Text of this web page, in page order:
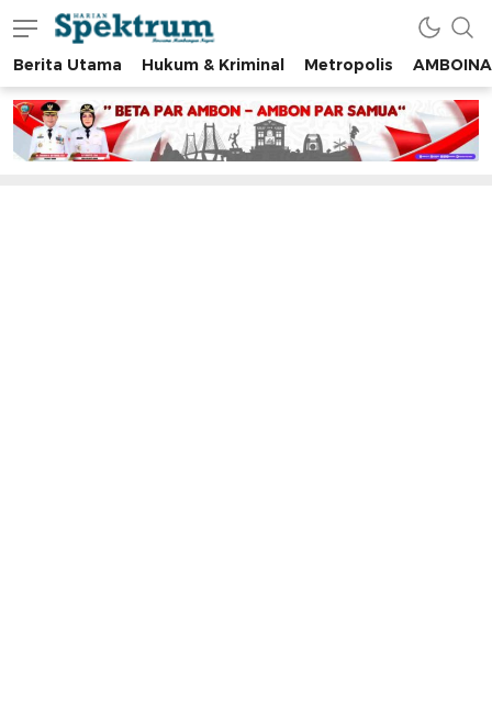
spektrumonline.com
Berita Utama Hukum & Kriminal Metropolis AMBOINA